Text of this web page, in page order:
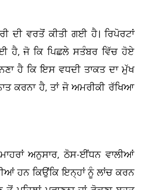
ਵਰਤੋਂ ਕੀਤੀ ਗਈ ਹੈ। ਰਿਪੋਰਟਾਂ
ਹੈ, ਜੋ ਕਿ ਪਿਛਲੇ ਸਤੰਬਰ ਵਿੱਚ ਹੋਏ
ਹੈ ਕਿ ਇਸ ਵਧਦੀ ਤਾਕਤ ਦਾ ਮੁੱਖ
ਕਰਨਾ ਹੈ, ਤਾਂ ਜੋ ਅਮਰੀਕੀ ਰੱਖਿਆ
ਅਨੁਸਾਰ, ਠੋਸ-ਈਂਧਨ ਵਾਲੀਆਂ
ਹਨ ਕਿਉਂਕਿ ਇਨ੍ਹਾਂ ਨੂੰ ਲਾਂਚ ਕਰਨ
ਦਿੱਗਜ ਅਦਾਕਾਰ ਮਿਥੁਨ
ਸਰਜਰੀ, ਹਾਲ ਜਾਣਨ ਲਈ